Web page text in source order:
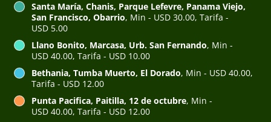
Santa María, Chanis, Parque Lefevre, Panama Viejo,
San Francisco, Obarrio, Min - USD 30.00, Tarifa -
USD 5.00
Llano Bonito, Marcasa, Urb. San Fernando, Min -
USD 40.00, Tarifa - USD 10.00
Bethania, Tumba Muerto, El Dorado, Min - USD 40.00,
Tarifa - USD 12.00
Punta Pacifica, Paitilla, 12 de octubre, Min -
USD 40.00, Tarifa - USD 12.00